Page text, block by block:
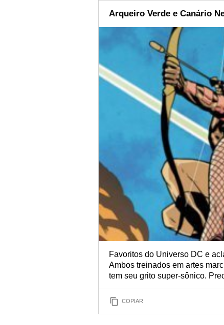
Arqueiro Verde e Canário
Favoritos do Universo DC e
Ambos treinados em artes
tem seu grito super-sônico.
COPIAR